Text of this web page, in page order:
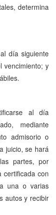
determina
día siguiente
vencimiento; y
al día
mediante
admisorio o
juicio, se hará
partes, por
certificada con
una o varias
autos y recibir